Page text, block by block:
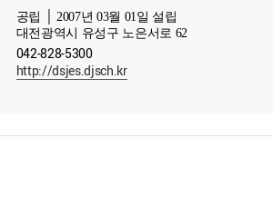
공립 │ 2007년 03월 01일 설립
대전광역시 유성구 노은서로 62
042-828-5300
http://dsjes.djsch.kr